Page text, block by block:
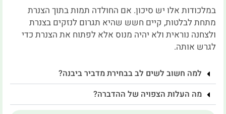
במלכודות אלו יש סיכון. אם החולדה תמות בתוך הצנרת
מתחת לבלטות, קיים חשש שהיא תגרום לנזקים בצנרת
ולצחנה נוראית ולא יהיה מנוס אלא לפתוח את הצנרת כדי
לגרש אותה.
למה חשוב לשים לב בבחירת מדביר ביבנה?
מה העלות הצפויה של ההדברה?